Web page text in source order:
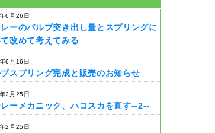
6月26日
ーのバルブ突き出し量とスプリングに
改めて考えてみる
6月16日
スプリング完成と販売のお知らせ
2月25日
ーメカニック、ハコスカを直す--2--
2月25日